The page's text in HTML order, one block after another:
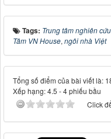
Tags: Trung tâm nghiên cứu
Tâm VN House, ngôi nhà Việt
Tổng số điểm của bài viết là:
Xếp hạng:4.5 -4phiếu bầu
Click